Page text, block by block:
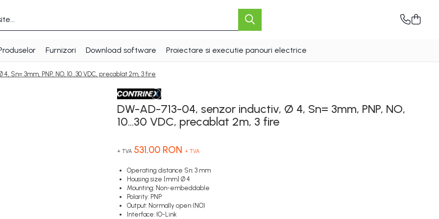
Furnizori Download software Proiectare si executie panouri electrice
Sn= 3mm, PNP, NO, 10…30 VDC, precablat 2m, 3 fire
DW-AD-713-04, senzor inductiv, Ø 4, Sn= 3mm, PNP, NO,
10…30 VDC, precablat 2m, 3 fire
+ TVA 531,00 RON + TVA
Operating distance Sn: 3 mm
Housing size [mm] Ø 4
Mounting: Non-embeddable
Polarity: PNP
Output: Normally open (NO)
Interface: IO-Link